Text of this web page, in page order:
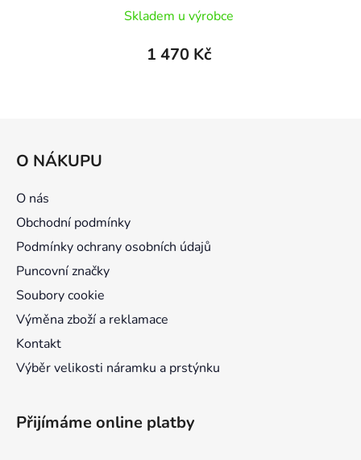
Skladem u výrobce
1 470 Kč
O NÁKUPU
O nás
Obchodní podmínky
Podmínky ochrany osobních údajů
Puncovní značky
Soubory cookie
Výměna zboží a reklamace
Kontakt
Výběr velikosti náramku a prstýnku
Přijímáme online platby